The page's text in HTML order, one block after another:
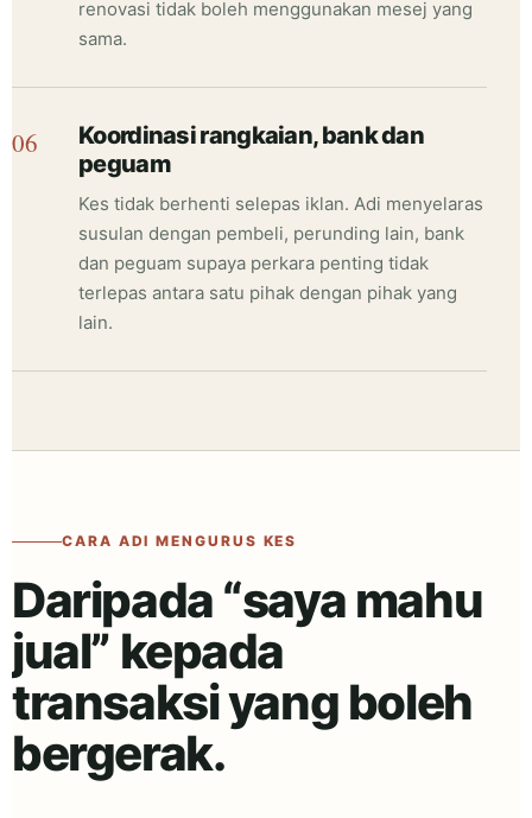
renovasi tidak boleh menggunakan mesej yang
sama.
Koordinasi rangkaian, bank dan
peguam
Kes tidak berhenti selepas iklan. Adi menyelaras
susulan dengan pembeli, perunding lain, bank
dan peguam supaya perkara penting tidak
terlepas antara satu pihak dengan pihak yang
lain.
CARA ADI MENGURUS KES
Daripada “saya mahu
jual” kepada
transaksi yang boleh
bergerak.